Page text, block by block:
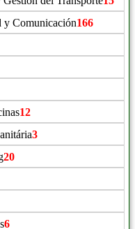
y Comunicación166
12
3
20
6